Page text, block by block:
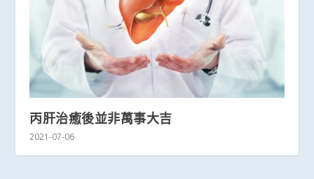
丙肝治癒後並非萬事大吉
2021-07-06